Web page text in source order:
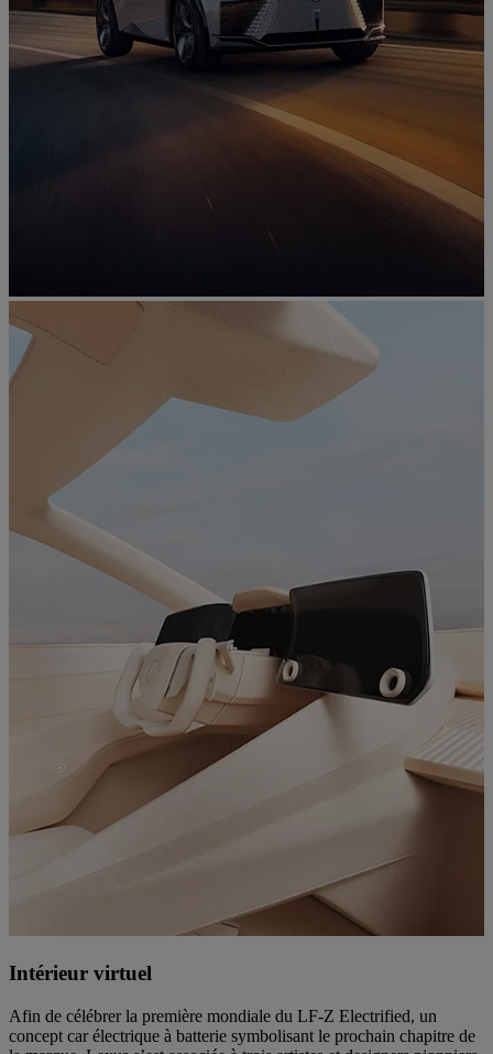
Intérieur virtuel
Afin de célébrer la première mondiale du LF-Z Electrified, un
concept car électrique à batterie symbolisant le prochain chapitre de